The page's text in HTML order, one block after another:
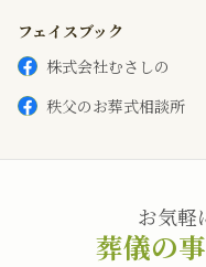
フェイスブック
株式会社むさしの
秩父のお葬式相談所
お気軽
葬儀の